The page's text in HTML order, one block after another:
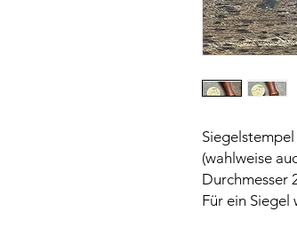
(wahlweise
Durchmesser
Für ein